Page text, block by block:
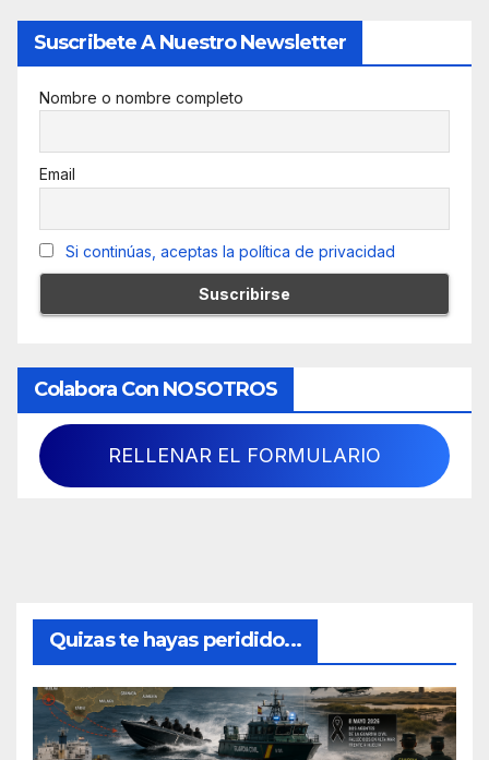
Suscribete A Nuestro Newsletter
Nombre o nombre completo
Email
Si continúas, aceptas la política de privacidad
Colabora Con NOSOTROS
RELLENAR EL FORMULARIO
Quizas te hayas peridido...